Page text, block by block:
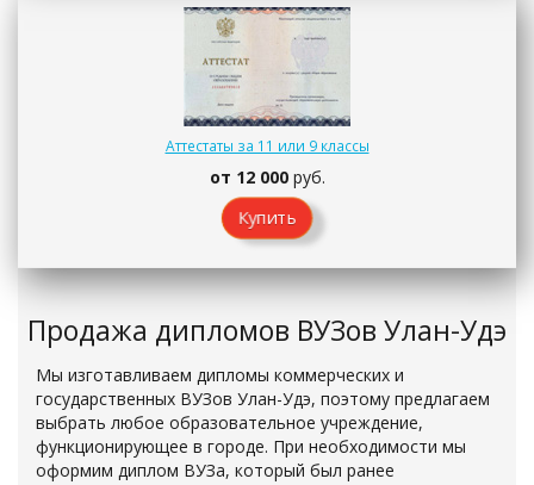
Аттестаты за 11 или 9 классы
от 12 000руб.
Купить
Продажа дипломов ВУЗов Улан-Удэ
Мы изготавливаем дипломы коммерческих и
государственных ВУЗов Улан-Удэ, поэтому предлагаем
выбрать любое образовательное учреждение,
функционирующее в городе. При необходимости мы
оформим диплом ВУЗа, который был ранее